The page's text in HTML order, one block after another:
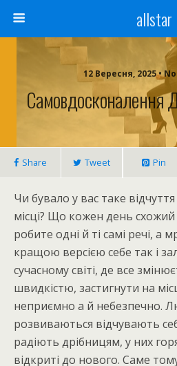
allstar
12 Вересня, 2025 •
Самовдосконалення
Share Tweet Pin
Чи бувало у вас таке
місці? Що кожен день схожий
робите одні й ті самі речі, а
кращою версією себе так і
сучасному світі, де все
швидкістю, застигнути на
неприємно а й небезпечно.
розвиваються відчувають
радіють дрібницям, у них
відкриті до нового. Саме